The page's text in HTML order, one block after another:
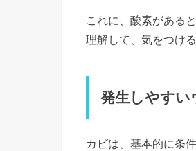
これに、酸素がある
理解して、気をつけ
発生しやすい
カビは、基本的に条